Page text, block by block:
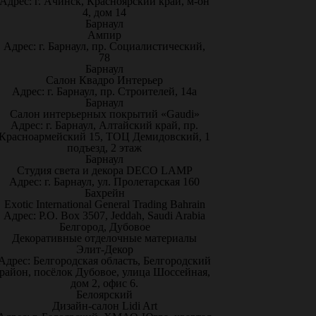
4, дом 14
Барнаул
Ампир
Адрес: г. Барнаул, пр. Социалистический,
78
Барнаул
Салон Квадро Интерьер
Адрес: г. Барнаул, пр. Строителей, 14а
Барнаул
Салон интерьерных покрытий «Gaudi»
Адрес: г. Барнаул, Алтайский край, пр.
15, ТОЦ Демидовский, 1
подъезд, 2 этаж
Барнаул
Студия света и декора DECO LAMP
Адрес: г. Барнаул, ул. Пролетарская 160
Бахрейн
Exotic International General Trading Bahrain
Адрес: P.O. Box 3507, Jeddah, Saudi Arabia
Белгород, Дубовое
Декоративные отделочные материалы
Элит-Декор
Белгородская область, Белгородский
посёлок Дубовое, улица Шоссейная,
дом 2, офис 6.
Белоярский
Дизайн-салон Lidi Art